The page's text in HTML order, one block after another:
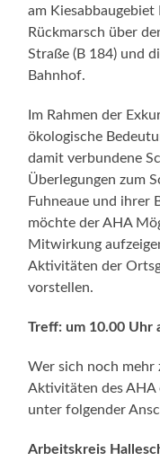
am Kiesabbaugebiet
Rückmarsch über
Straße (B 184) und
Bahnhof.
Im Rahmen der
ökologische
damit verbundene
Überlegungen zum
Fuhneaue und ihrer
möchte der AHA
Mitwirkung
Aktivitäten der
vorstellen.
Treff: um 10.00 Uhr
Wer sich noch mehr
Aktivitäten des AHA
unter folgender
Arbeitskreis